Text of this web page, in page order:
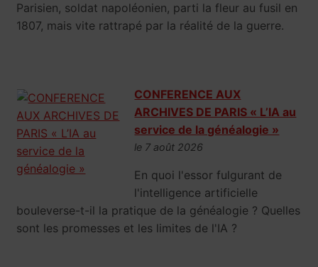
Parisien, soldat napoléonien, parti la fleur au fusil en
1807, mais vite rattrapé par la réalité de la guerre.
CONFERENCE AUX
ARCHIVES DE PARIS « L’IA au
service de la généalogie »
le 7 août 2026
En quoi l'essor fulgurant de
l'intelligence artificielle
bouleverse-t-il la pratique de la généalogie ? Quelles
sont les promesses et les limites de l'IA ?